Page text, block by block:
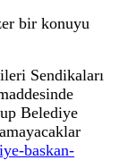
bir konuyu
Sendikaları
Belediye
baskan-